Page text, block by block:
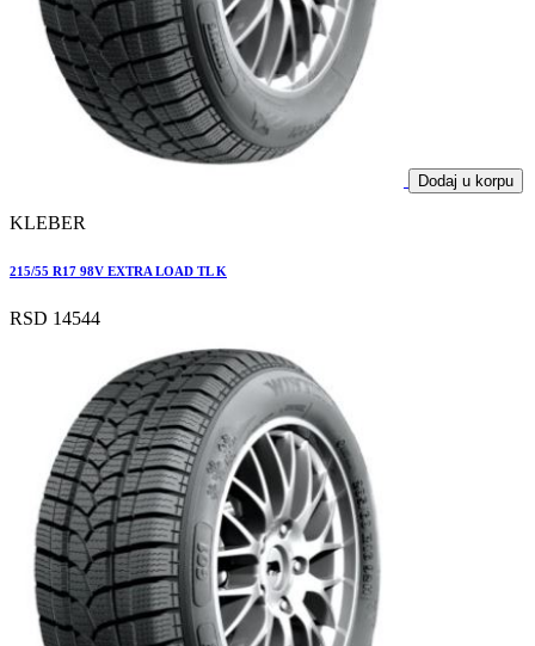
Dodaj u korpu
KLEBER
215/55 R17 98V EXTRA LOAD TL K
RSD 14544